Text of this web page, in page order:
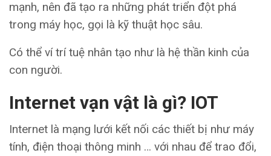
mạnh, nên đã tạo ra những phát triển đột phá
trong máy học, gọi là kỹ thuật học sâu.
Có thể ví trí tuệ nhân tạo như là hệ thần kinh của
con người.
Internet vạn vật là gì? IOT
Internet là mạng lưới kết nối các thiết bị như máy
tính, điện thoại thông minh … với nhau để trao đổi,